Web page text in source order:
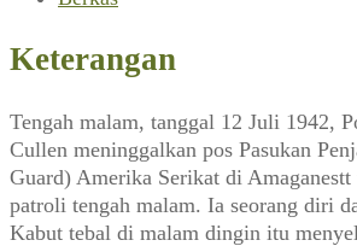
1964)
Keterangan
Tengah malam, tanggal 12 Juli 1942,
Cullen meninggalkan pos Pasukan
Guard) Amerika Serikat di Amaganestt
patroli tengah malam. Ia seorang diri
Kabut tebal di malam dingin itu